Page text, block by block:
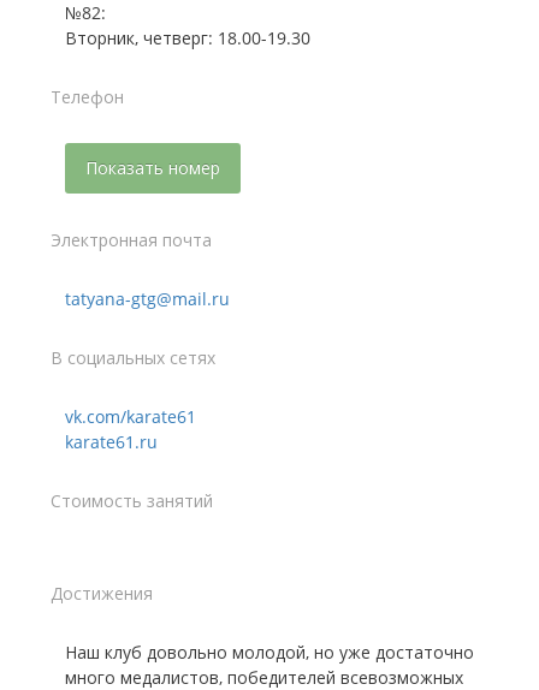
№82:
Вторник, четверг: 18.00-19.30
Телефон
Показать номер
Электронная почта
tatyana-gtg@mail.ru
В социальных сетях
vk.com/karate61
karate61.ru
Стоимость занятий
Достижения
Наш клуб довольно молодой, но уже достаточно
много медалистов, победителей всевозможных